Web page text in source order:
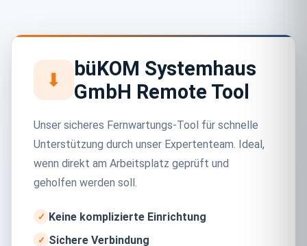
⬇
büKOM Systemhaus
GmbH Remote Tool
Unser sicheres Fernwartungs-Tool für schnelle
Unterstützung durch unser Expertenteam. Ideal,
wenn direkt am Arbeitsplatz geprüft und
geholfen werden soll.
Keine komplizierte Einrichtung
Sichere Verbindung